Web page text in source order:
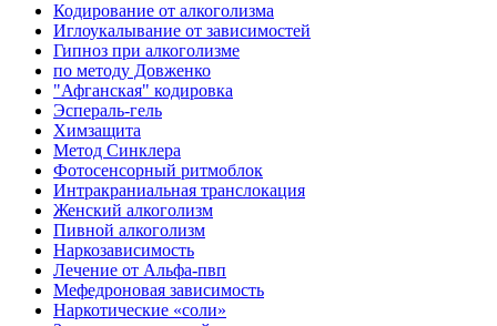
Кодирование от алкоголизма
Иглоукалывание от зависимостей
Гипноз при алкоголизме
по методу Довженко
"Афганская" кодировка
Эспераль-гель
Химзащита
Метод Синклера
Фотосенсорный ритмоблок
Интракраниальная транслокация
Женский алкоголизм
Пивной алкоголизм
Наркозависимость
Лечение от Альфа-пвп
Мефедроновая зависимость
Наркотические «соли»